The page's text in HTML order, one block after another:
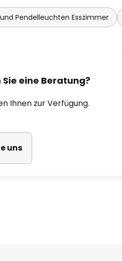
Pendelleuchten Esszimmer
eine Beratung?
Ihnen zur Verfügung.
uns